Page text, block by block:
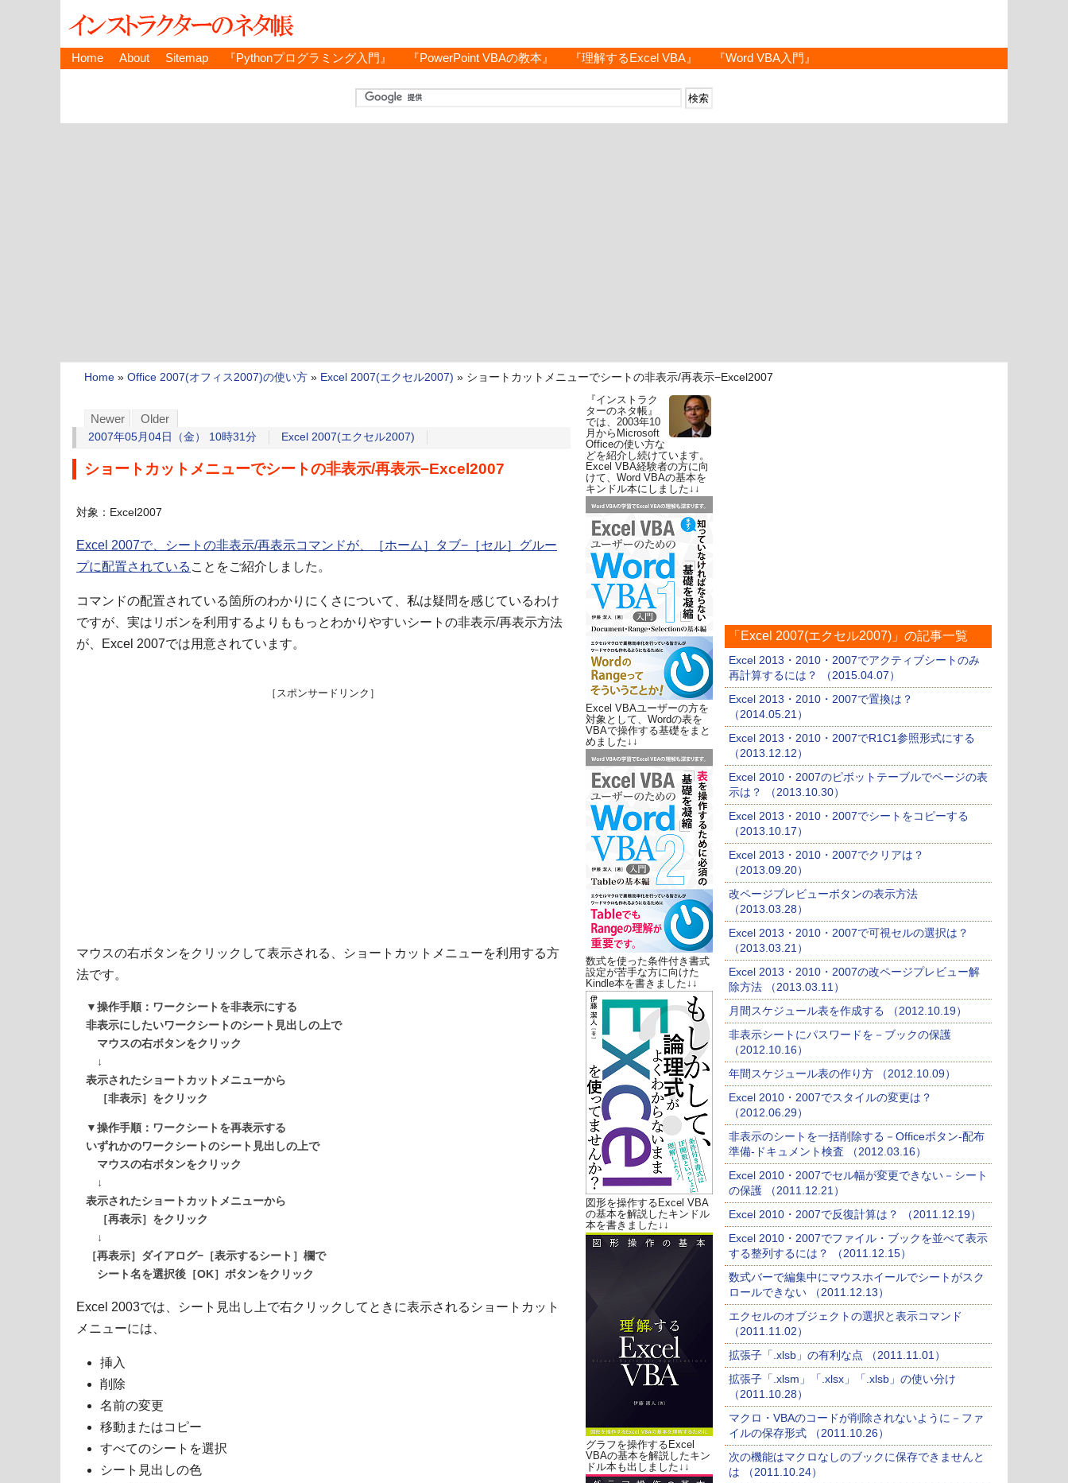
Home About Sitemap 『Pythonプログラミング入門』 『PowerPoint VBAの教本』 『理解するExcel VBA』 『Word VBA入門』
Home » Office 2007(オフィス2007)の使い方 » Excel 2007(エクセル2007) » ショートカットメニューでシートの非表示/再表示−Excel2007
Newer Older
2007年05月04日（金） 10時31分 Excel 2007(エクセル2007)
ショートカットメニューでシートの非表示/再表示−Excel2007
対象：Excel2007
Excel 2007で、シートの非表示/再表示コマンドが、［ホーム］タブ−［セル］グルー
プに配置されている ことをご紹介しました。
コマンドの配置されている箇所のわかりにくさについて、私は疑問を感じているわけ
ですが、実はリボンを利用するよりももっとわかりやすいシートの非表示/再表示方法
が、Excel 2007では用意されています。
［スポンサードリンク］
マウスの右ボタンをクリックして表示される、ショートカットメニューを利用する方
法です。
▼操作手順：ワークシートを非表示にする
非表示にしたいワークシートのシート見出しの上で
マウスの右ボタンをクリック
↓
表示されたショートカットメニューから
［非表示］をクリック
▼操作手順：ワークシートを再表示する
いずれかのワークシートのシート見出しの上で
マウスの右ボタンをクリック
↓
表示されたショートカットメニューから
［再表示］をクリック
↓
［再表示］ダイアログ−［表示するシート］欄で
シート名を選択後［OK］ボタンをクリック
Excel 2003では、シート見出し上で右クリックしてときに表示されるショートカット
メニューには、
挿入
削除
名前の変更
移動またはコピー
すべてのシートを選択
シート見出しの色
『インストラク
ターのネタ帳』
では、2003年10
月からMicrosoft
Officeの使い方な
どを紹介し続けています。
Excel VBA経験者の方に向
けて、Word VBAの基本を
キンドル本にしました↓↓
Excel VBAユーザーの方を
対象として、Wordの表を
VBAで操作する基礎をまと
めました↓↓
数式を使った条件付き書式
設定が苦手な方に向けた
Kindle本を書きました↓↓
図形を操作するExcel VBA
の基本を解説したキンドル
本を書きました↓↓
グラフを操作するExcel
VBAの基本を解説したキン
ドル本も出しました↓↓
「Excel 2007(エクセル2007)」の記事一覧
Excel 2013・2010・2007でアクティブシートのみ
再計算するには？ （2015.04.07）
Excel 2013・2010・2007で置換は？
（2014.05.21）
Excel 2013・2010・2007でR1C1参照形式にする
（2013.12.12）
Excel 2010・2007のピボットテーブルでページの表
示は？ （2013.10.30）
Excel 2013・2010・2007でシートをコピーする
（2013.10.17）
Excel 2013・2010・2007でクリアは？
（2013.09.20）
改ページプレビューボタンの表示方法
（2013.03.28）
Excel 2013・2010・2007で可視セルの選択は？
（2013.03.21）
Excel 2013・2010・2007の改ページプレビュー解
除方法 （2013.03.11）
月間スケジュール表を作成する （2012.10.19）
非表示シートにパスワードを－ブックの保護
（2012.10.16）
年間スケジュール表の作り方 （2012.10.09）
Excel 2010・2007でスタイルの変更は？
（2012.06.29）
非表示のシートを一括削除する－Officeボタン-配布
準備-ドキュメント検査 （2012.03.16）
Excel 2010・2007でセル幅が変更できない－シート
の保護 （2011.12.21）
Excel 2010・2007で反復計算は？ （2011.12.19）
Excel 2010・2007でファイル・ブックを並べて表示
する整列するには？ （2011.12.15）
数式バーで編集中にマウスホイールでシートがスク
ロールできない （2011.12.13）
エクセルのオブジェクトの選択と表示コマンド
（2011.11.02）
拡張子「.xlsb」の有利な点 （2011.11.01）
拡張子「.xlsm」「.xlsx」「.xlsb」の使い分け
（2011.10.28）
マクロ・VBAのコードが削除されないように－ファ
イルの保存形式 （2011.10.26）
次の機能はマクロなしのブックに保存できませんと
は （2011.10.24）